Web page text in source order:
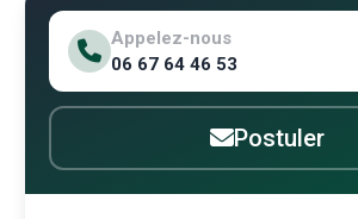
Appelez-nous
06 67 64 46 53
Postuler